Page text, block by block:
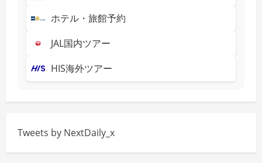
ホテル・旅館予約
JAL国内ツアー
HIS海外ツアー
Tweets by NextDaily_x